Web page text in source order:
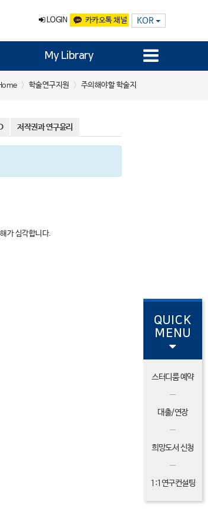
LOGIN 카카오톡 채널 KOR
My Library
학술연구지원 주의해야할 학술지
저작권과 연구윤리
가 심각합니다.
QUICK
MENU
스터디룸 예약
대출/연장
희망도서 신청
1:1연구컨설팅